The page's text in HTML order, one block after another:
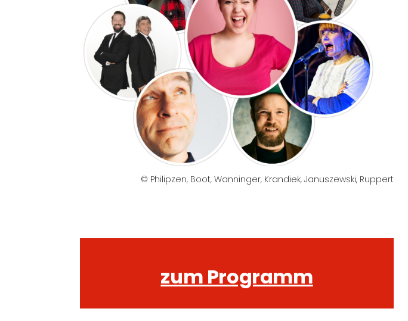
© Philipzen, Boot, Wanninger, Krandiek, Januszewski, Ruppert
zum Programm